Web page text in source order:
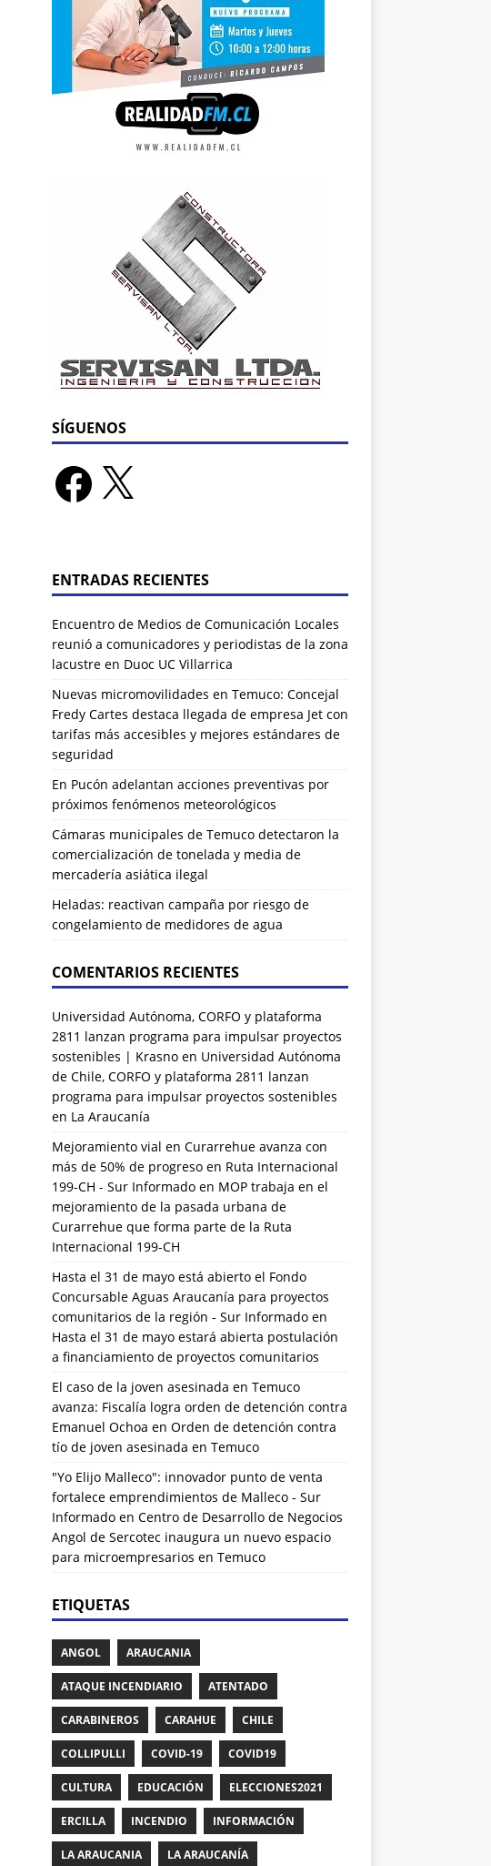
SÍGUENOS
ENTRADAS RECIENTES
Encuentro de Medios de Comunicación Locales
reunió a comunicadores y periodistas de la zona
lacustre en Duoc UC Villarrica
Nuevas micromovilidades en Temuco: Concejal
Fredy Cartes destaca llegada de empresa Jet con
tarifas más accesibles y mejores estándares de
seguridad
En Pucón adelantan acciones preventivas por
próximos fenómenos meteorológicos
Cámaras municipales de Temuco detectaron la
comercialización de tonelada y media de
mercadería asiática ilegal
Heladas: reactivan campaña por riesgo de
congelamiento de medidores de agua
COMENTARIOS RECIENTES
Universidad Autónoma, CORFO y plataforma
2811 lanzan programa para impulsar proyectos
sostenibles | Krasnoen Universidad Autónoma
de Chile, CORFO y plataforma 2811 lanzan
programa para impulsar proyectos sostenibles
en La Araucanía
Mejoramiento vial en Curarrehue avanza con
más de 50% de progreso en Ruta Internacional
199-CH - Sur Informadoen MOP trabaja en el
mejoramiento de la pasada urbana de
Curarrehue que forma parte de la Ruta
Internacional 199-CH
Hasta el 31 de mayo está abierto el Fondo
Concursable Aguas Araucanía para proyectos
comunitarios de la región - Sur Informadoen
Hasta el 31 de mayo estará abierta postulación
a financiamiento de proyectos comunitarios
El caso de la joven asesinada en Temuco
avanza: Fiscalía logra orden de detención contra
Emanuel Ochoa en Orden de detención contra
tío de joven asesinada en Temuco
"Yo Elijo Malleco": innovador punto de venta
fortalece emprendimientos de Malleco - Sur
Informadoen Centro de Desarrollo de Negocios
Angol de Sercotec inaugura un nuevo espacio
para microempresarios en Temuco
ETIQUETAS
ANGOL ARAUCANIA
ATAQUE INCENDIARIO ATENTADO
CARABINEROS CARAHUE CHILE
COLLIPULLI COVID-19 COVID19
CULTURA EDUCACIÓN ELECCIONES2021
ERCILLA INCENDIO INFORMACIÓN
LA ARAUCANIA LA ARAUCANÍA